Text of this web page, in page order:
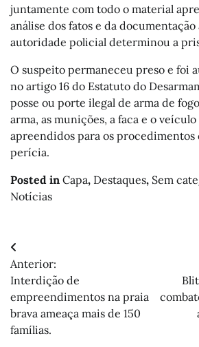
juntamente com todo o material
análise dos fatos e da documentação
autoridade policial determinou a
O suspeito permaneceu preso e foi
no artigo 16 do Estatuto do
posse ou porte ilegal de arma de
arma, as munições, a faca e o
apreendidos para os procedimentos
perícia.
Posted in Capa, Destaques, Sem
Notícias
Navegação
de
Post
Anterior:
Interdição de
empreendimentos na praia
brava ameaça mais de 150
famílias.